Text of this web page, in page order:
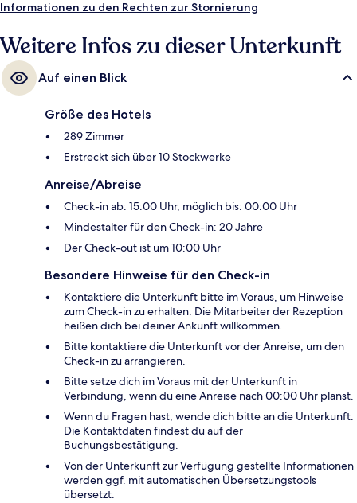
Informationen zu den Rechten zur Stornierung
Weitere Infos zu dieser Unterkunft
Auf einen Blick
Größe des Hotels
289 Zimmer
Erstreckt sich über 10 Stockwerke
Anreise/Abreise
Check-in ab: 15:00 Uhr, möglich bis: 00:00 Uhr
Mindestalter für den Check-in: 20 Jahre
Der Check-out ist um 10:00 Uhr
Besondere Hinweise für den Check-in
Kontaktiere die Unterkunft bitte im Voraus, um Hinweise
zum Check-in zu erhalten. Die Mitarbeiter der Rezeption
heißen dich bei deiner Ankunft willkommen.
Bitte kontaktiere die Unterkunft vor der Anreise, um den
Check-in zu arrangieren.
Bitte setze dich im Voraus mit der Unterkunft in
Verbindung, wenn du eine Anreise nach 00:00 Uhr planst.
Wenn du Fragen hast, wende dich bitte an die Unterkunft.
Die Kontaktdaten findest du auf der
Buchungsbestätigung.
Von der Unterkunft zur Verfügung gestellte Informationen
werden ggf. mit automatischen Übersetzungstools
übersetzt.